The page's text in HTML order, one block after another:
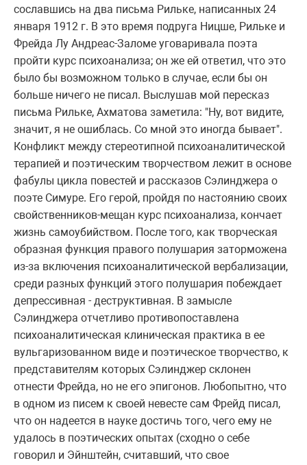
сославшись на два письма Рильке, написанных 24
января 1912 г. В это время подруга Ницше, Рильке и
Фрейда Лу Андреас-Заломе уговаривала поэта
пройти курс психоанализа; он же ей ответил, что это
было бы возможном только в случае, если бы он
больше ничего не писал. Выслушав мой пересказ
письма Рильке, Ахматова заметила: "Ну, вот видите,
значит, я не ошиблась. Со мной это иногда бывает".
Конфликт между стереотипной психоаналитической
терапией и поэтическим творчеством лежит в основе
фабулы цикла повестей и рассказов Сэлинджера о
поэте Симуре. Его герой, пройдя по настоянию своих
свойственников-мещан курс психоанализа, кончает
жизнь самоубийством. После того, как творческая
образная функция правого полушария заторможена
из-за включения психоаналитической вербализации,
среди разных функций этого полушария побеждает
депрессивная - деструктивная. В замысле
Сэлинджера отчетливо противопоставлена
психоаналитическая клиническая практика в ее
вульгаризованном виде и поэтическое творчество, к
представителям которых Сэлинджер склонен
отнести Фрейда, но не его эпигонов. Любопытно, что
в одном из писем к своей невесте сам Фрейд писал,
что он надеется в науке достичь того, чего ему не
удалось в поэтических опытах (сходно о себе
говорил и Эйнштейн, считавший, что свое